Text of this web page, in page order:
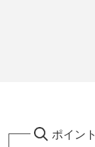
ポイント